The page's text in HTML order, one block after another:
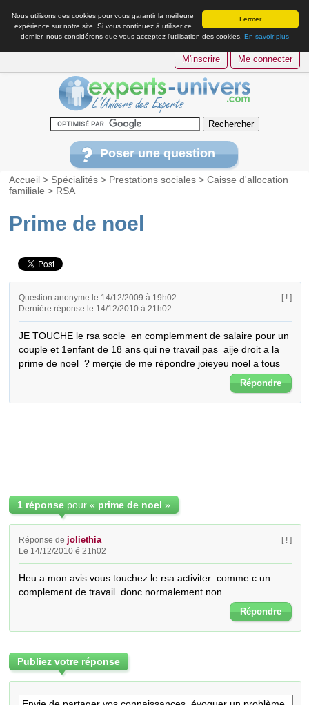
Fermer
Nous utilisons des cookies pour vous garantir la meilleure
expérience sur notre site. Si vous continuez à utiliser ce
dernier, nous considérons que vous acceptez l’utilisation des cookies. En savoir plus
M'inscrire Me connecter
Poser une question
Accueil > Spécialités > Prestations sociales >Caisse d'allocation
familiale > RSA
Prime de noel
Question anonyme le 14/12/2009 à 19h02
Dernière réponse le 14/12/2010 à 21h02
[ ! ]
JE TOUCHE le rsa socle  en complemment de salaire pour un
couple et 1enfant de 18 ans qui ne travail pas  aije droit a la
prime de noel  ? merçie de me répondre joieyeu noel a tous
Répondre
1 réponse pour « prime de noel »
Réponse de joliethia
Le 14/12/2010 é 21h02
[ ! ]
Heu a mon avis vous touchez le rsa activiter  comme c un
complement de travail  donc normalement non
Répondre
Publiez votre réponse